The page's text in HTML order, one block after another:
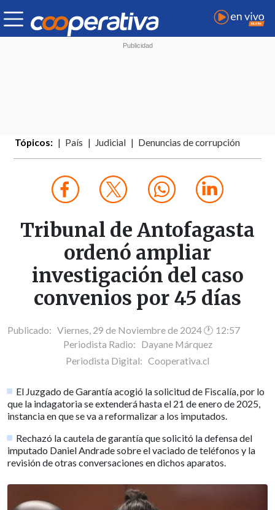
Tópicos: País Judicial Denuncias de corrupción
Tribunal de Antofagasta
ordenó ampliar
investigación del caso
convenios por 45 días
Publicado: Viernes, 29 de Noviembre de 2024 🕐 12:57
Periodista Radio: Dayane Márquez
Periodista Digital: Cooperativa.cl
El Juzgado de Garantía acogió la solicitud de Fiscalía, por lo
que la indagatoria se extenderá hasta el 21 de enero de 2025,
instancia en que se va a reformalizar a los imputados.
Rechazó la cautela de garantía que solicitó la defensa del
imputado Daniel Andrade sobre el vaciado de teléfonos y la
revisión de otras conversaciones en dichos aparatos.